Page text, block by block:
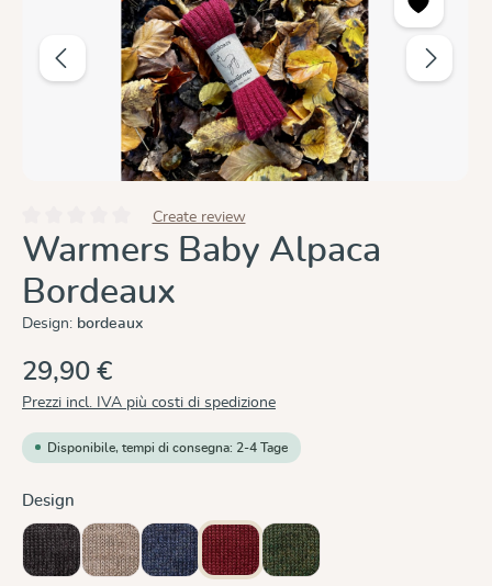
Valutazione media di 0 su 5 stelle
Create review
Warmers Baby Alpaca
Bordeaux
Design: bordeaux
29,90 €
Prezzi incl. IVA più costi di spedizione
Disponibile, tempi di consegna: 2-4 Tage
Seleziona
Design
anthracite mottled
beige mottledblue mottledbordeauxmoss green